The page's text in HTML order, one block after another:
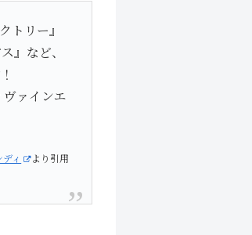
トリー』
』など、
ァインエ
ィ より引用